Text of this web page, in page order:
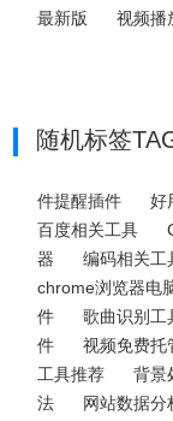
最新版
视频播
随机标签
件提醒插件
好
百度相关工具
器
编码相关工
chrome浏览器电
件
歌曲识别工
件
视频免费托
工具推荐
背景
法
网站数据分